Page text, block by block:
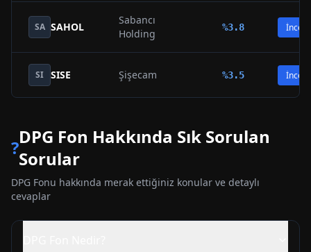
SA SAHOL
Sabancı
Holding
%3.8 İncele
SI SISE Şişecam %3.5 İncele
?DPG Fon Hakkında Sık Sorulan
Sorular
DPG Fonu hakkında merak ettiğiniz konular ve detaylı
cevaplar